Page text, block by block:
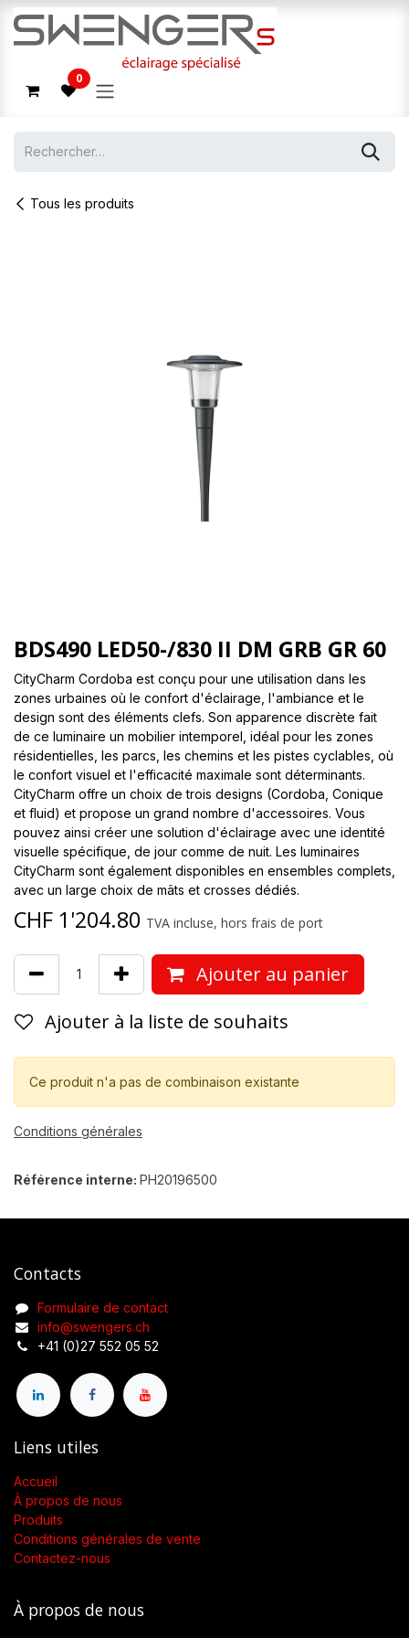
Se rendre au contenu
0
Tous les produits
BDS490 LED50-/830 II DM GRB GR 60
CityCharm Cordoba est conçu pour une utilisation dans les
zones urbaines où le confort d'éclairage, l'ambiance et le
design sont des éléments clefs. Son apparence discrète fait
de ce luminaire un mobilier intemporel, idéal pour les zones
résidentielles, les parcs, les chemins et les pistes cyclables, où
le confort visuel et l'efficacité maximale sont déterminants.
CityCharm offre un choix de trois designs (Cordoba, Conique
et fluid) et propose un grand nombre d'accessoires. Vous
pouvez ainsi créer une solution d'éclairage avec une identité
visuelle spécifique, de jour comme de nuit. Les luminaires
CityCharm sont également disponibles en ensembles complets,
avec un large choix de mâts et crosses dédiés.
CHF 1'204.80 TVA incluse, hors frais de port
Ajouter au panier
Ajouter à la liste de souhaits
Ce produit n'a pas de combinaison existante
Conditions générales
Référence interne: PH20196500
Contacts
Formulaire de contact
info@swengers.ch
+41 (0)27 552 05 52
Liens utiles
Accueil
À propos de nous
Produits
Conditions générales de vente
Contactez-nous
À propos de nous